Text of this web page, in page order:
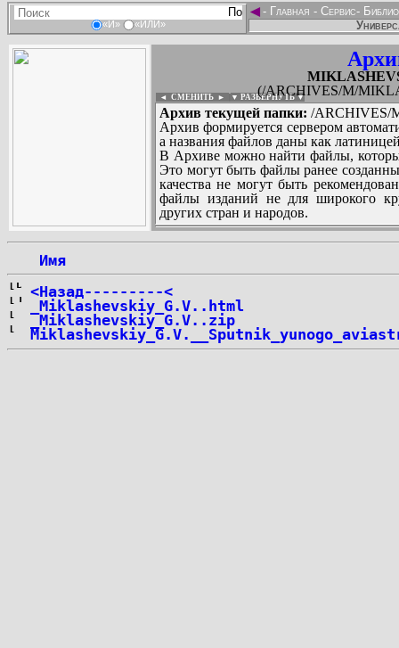
«И» «ИЛИ»
◄- Главная - Сервис-
(/ARCHIVES/M/
◄ СМЕНИТЬ ► ▼ РАЗВЕРНУТЬ ▼
Архив текущей папки: /ARCHIVES/
Архив формируется сервером
а названия файлов даны как
В Архиве можно найти файлы,
Это могут быть файлы ранее
качества не могут быть
файлы изданий не для широкого
других стран и народов.
Имя
<Назад---------<
_Miklashevskiy_G.V..html
_Miklashevskiy_G.V..zip